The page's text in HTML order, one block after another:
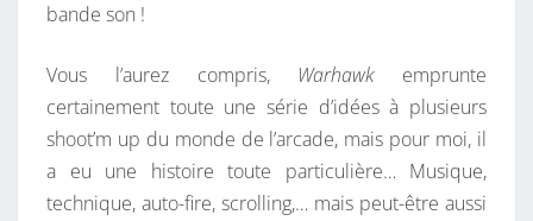
bande son !
Vous l’aurez compris, Warhawkemprunte
certainement toute une série d’idées à plusieurs
shoot’m up du monde de l’arcade, mais pour moi, il
a eu une histoire toute particulière… Musique,
technique, auto-fire, scrolling,… mais peut-être aussi